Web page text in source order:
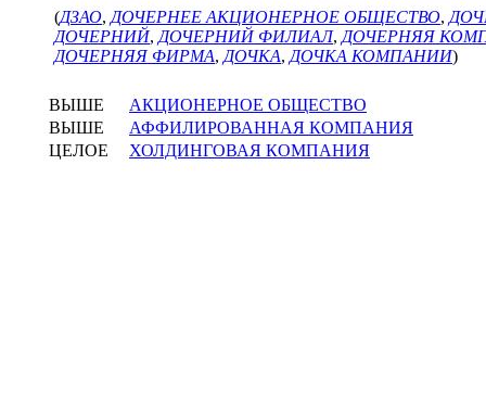
(ДЗАО, ДОЧЕРНЕЕ АКЦИОНЕРНОЕ ОБЩЕСТВО,
ДОЧЕРНИЙ, ДОЧЕРНИЙ ФИЛИАЛ, ДОЧЕРНЯЯ
ДОЧЕРНЯЯ ФИРМА, ДОЧКА, ДОЧКА КОМПАНИИ)
ВЫШЕ
АКЦИОНЕРНОЕ ОБЩЕСТВО
ВЫШЕ
АФФИЛИРОВАННАЯ КОМПАНИЯ
ЦЕЛОЕ
ХОЛДИНГОВАЯ КОМПАНИЯ